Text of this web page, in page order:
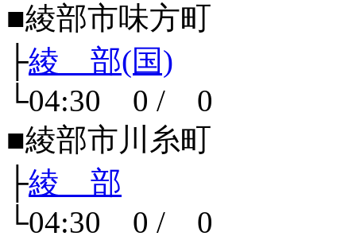
■綾部市味方町
├綾 部(国)
└04:30 0 / 0
■綾部市川糸町
├綾 部
└04:30 0 / 0